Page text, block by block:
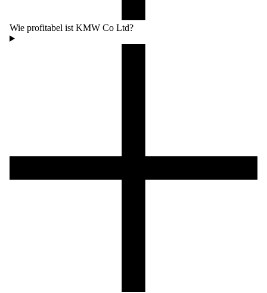
Wie profitabel ist KMW Co Ltd?